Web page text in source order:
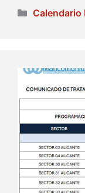
Categorías
Calendario